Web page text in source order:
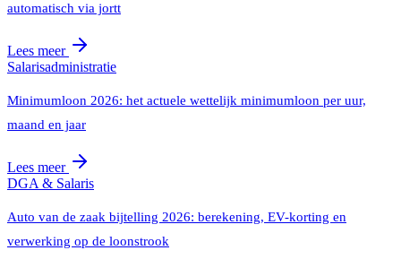
automatisch via jortt
Lees meer
Salarisadministratie
Minimumloon 2026: het actuele wettelijk minimumloon per uur,
maand en jaar
Lees meer
DGA & Salaris
Auto van de zaak bijtelling 2026: berekening, EV-korting en
verwerking op de loonstrook